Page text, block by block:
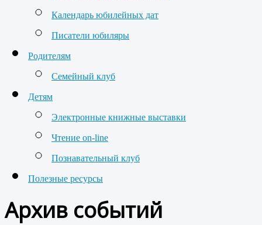
Календарь юбилейных дат
Писатели юбиляры
Родителям
Семейный клуб
Детям
Электронные книжные выставки
Чтение on-line
Познавательный клуб
Полезные ресурсы
Архив событий